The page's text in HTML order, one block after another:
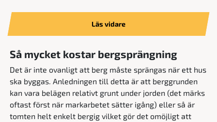
Läs vidare
Så mycket kostar bergsprängning
Det är inte ovanligt att berg måste sprängas när ett hus
ska byggas. Anledningen till detta är att berggrunden
kan vara belägen relativt grunt under jorden (det märks
oftast först när markarbetet sätter igång) eller så är
tomten helt enkelt bergig vilket gör det omöjligt att